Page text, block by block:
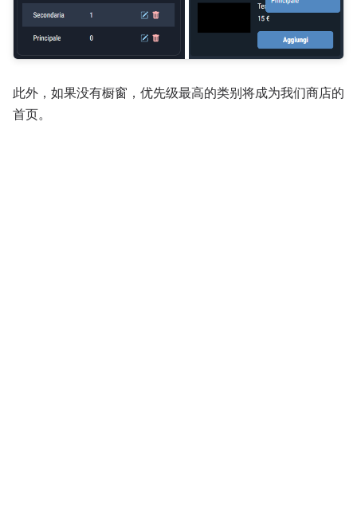
此外，如果没有橱窗，优先级最高的类别将成为我们商店的
首页。